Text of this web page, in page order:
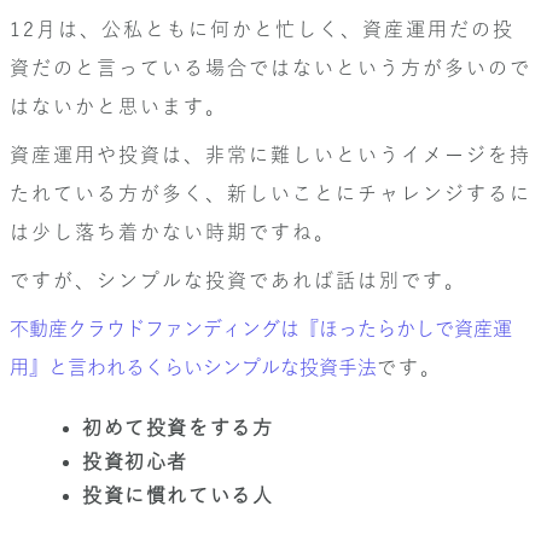
12月は、公私ともに何かと忙しく、資産運用だの投
資だのと言っている場合ではないという方が多いので
はないかと思います。
資産運用や投資は、非常に難しいというイメージを持
たれている方が多く、新しいことにチャレンジするに
は少し落ち着かない時期ですね。
ですが、シンプルな投資であれば話は別です。
不動産クラウドファンディングは『ほったらかしで資産運
用』と言われるくらいシンプルな投資手法です。
初めて投資をする方
投資初心者
投資に慣れている人